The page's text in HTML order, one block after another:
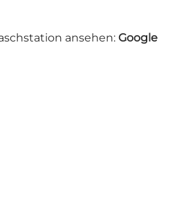
ansehen: Google